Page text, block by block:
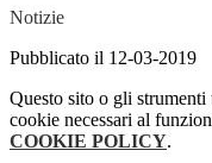
Notizie
Pubblicato il 12-03-2019
Questo sito o gli
cookie necessari al
COOKIE POLICY.